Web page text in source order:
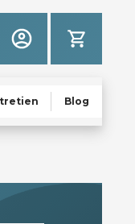
Blog